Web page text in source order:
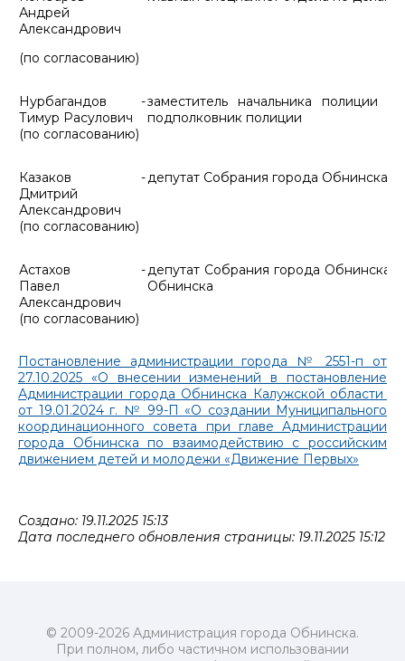
Андрей
Александрович
(по согласованию)
Нурбагандов
Тимур Расулович
(по согласованию)
-заместитель начальника
подполковник полиции
Казаков
Дмитрий
Александрович
(по согласованию)
- депутат Собрания города
Астахов
Павел
Александрович
(по согласованию)
- депутат Собрания города
Обнинска
Постановление администрации города № 2551-п от
27.10.2025 «О внесении изменений в постановление
Администрации города Обнинска Калужской области
от 19.01.2024 г. № 99-П «О создании Муниципального
координационного совета при главе Администрации
города Обнинска по взаимодействию с российским
движением детей и молодежи «Движение Первых»
Создано: 19.11.2025 15:13
Дата последнего обновления страницы: 19.11.2025 15:12
© 2009-2026 Администрация города Обнинска.
При полном, либо частичном использовании